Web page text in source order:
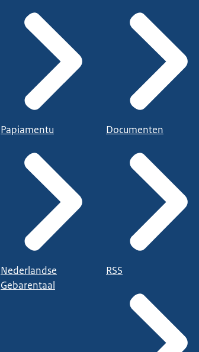
Papiamentu
Nederlandse
Gebarentaal
Documenten
RSS